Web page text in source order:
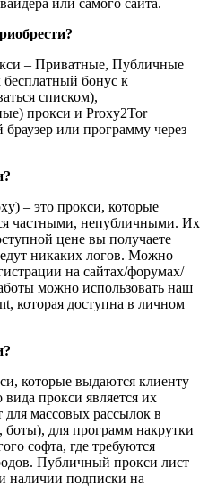
или самого сайта.
– Приватные, Публичные
бесплатный бонус к
списком),
прокси и Proxy2Tor
браузер или программу через
– это прокси, которые
частными, непубличными. Их
цене вы получаете
никаких логов. Можно
на сайтах/форумах/
можно использовать наш
которая доступна в личном
которые выдаются клиенту
прокси является их
для массовых рассылок в
для программ накрутки
софта, где требуются
Публичный прокси лист
наличии подписки на